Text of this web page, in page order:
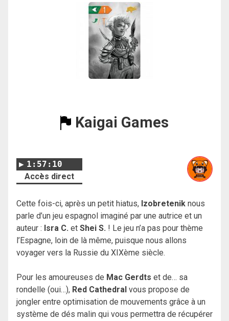
Kaigai Games
1:57:10
Accès direct
Cette fois-ci, après un petit hiatus, Izobretenik nous
parle d’un jeu espagnol imaginé par une autrice et un
auteur : Isra C. et Shei S. ! Le jeu n’a pas pour thème
l’Espagne, loin de là même, puisque nous allons
voyager vers la Russie du XIXème siècle.
Pour les amoureuses de Mac Gerdts et de… sa
rondelle (oui…), Red Cathedral vous propose de
jongler entre optimisation de mouvements grâce à un
système de dés malin qui vous permettra de récupérer